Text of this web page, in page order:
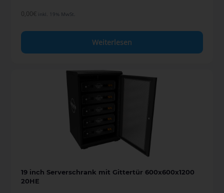
0,00€ inkl. 19% MwSt.
Weiterlesen
19 inch Serverschrank mit Gittertür 600x600x1200
20HE